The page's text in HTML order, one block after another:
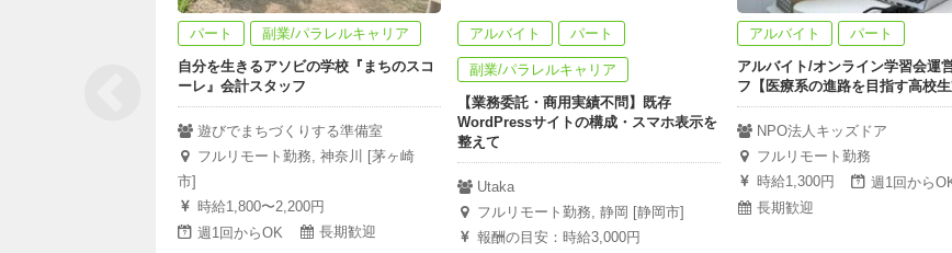
パート
副業/パラレルキャリア
自分を生きるアソビの学校『まちのスコ
ーレ』会計スタッフ
遊びでまちづくりする準備室
フルリモート勤務, 神奈川 [茅ヶ崎
市]
時給1,800〜2,200円
週1回からOK
長期歓迎
アルバイト パート
副業/パラレルキャリア
【業務委託・商用実績不問】既存
WordPressサイトの構成・スマホ表示を
整えて
Utaka
フルリモート勤務, 静岡 [静岡市]
報酬の目安：時給3,000円
アルバイト
パート
アルバイト/オンライン学習会運
フ【医療系の進路を目指す高校生
NPO法人キッズドア
フルリモート勤務
時給1,300円
週1回から
長期歓迎